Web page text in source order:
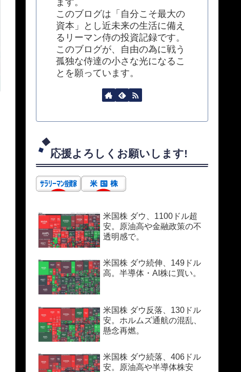
ます。
このブログは「自分こそ最大の
資本」とし近未来の生活に備え
るリーマン侍の投資記録です。
このブログが、自由の為に戦う
孤独な侍達の小さな光になるこ
とを願っています。
応援よろしくお願いします!
米国株 ダウ、1100ドル超
安。原油高や金融政策の不
透明感で。
米国株 ダウ続伸、149ドル
高。半導体・AI株に買い。
米国株 ダウ反落、130ドル
安。ホルムズ通航の混乱、
懸念再燃。
米国株 ダウ続落、406ドル
安。原油高や半導体株安